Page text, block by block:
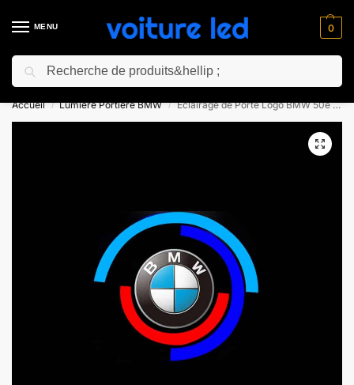
MENU 0
⚡ 10% de réduction pour les nouveaux clients avec le code “NC10”
Accueil / Lumiere Portiere BMW / Éclairage de Porte Logo BMW 50e Anniversaire